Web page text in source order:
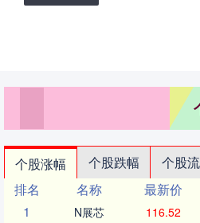
个股涨幅 个股跌幅 个股
排名
名称 最新价
1
N展芯 116.52